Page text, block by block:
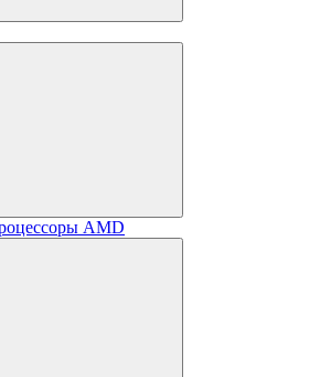
AMD